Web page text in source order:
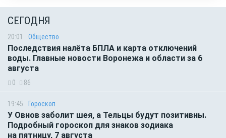
СЕГОДНЯ
20:01 Общество
Последствия налёта БПЛА и карта отключений
воды. Главные новости Воронежа и области за 6
августа
0 86
19:45 Гороскоп
У Овнов заболит шея, а Тельцы будут позитивны.
Подробный гороскоп для знаков зодиака
на пятницу, 7 августа